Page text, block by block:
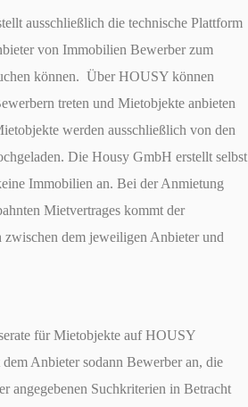
ausschließlich die technische Plattform
von Immobilien Bewerber zum
können. Über HOUSY können
treten und Mietobjekte anbieten
werden ausschließlich von den
Die Housy GmbH erstellt selbst
Immobilien an. Bei der Anmietung
Mietvertrages kommt der
dem jeweiligen Anbieter und
für Mietobjekte auf HOUSY
Anbieter sodann Bewerber an, die
angegebenen Suchkriterien in Betracht